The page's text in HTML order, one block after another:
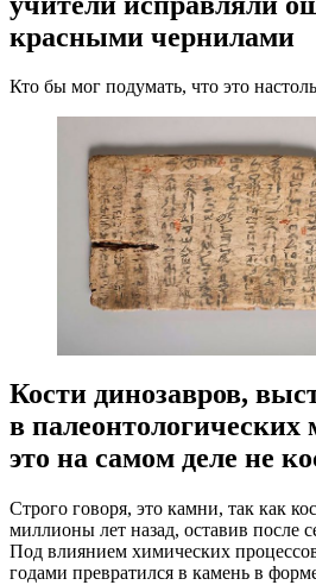
красными чернилами
Кто бы мог подумать, что это
Кости динозавров,
в
это на самом деле не
Строго говоря, это камни, так как
миллионы лет назад, оставив после
Под влиянием химических
годами превратился в камень в